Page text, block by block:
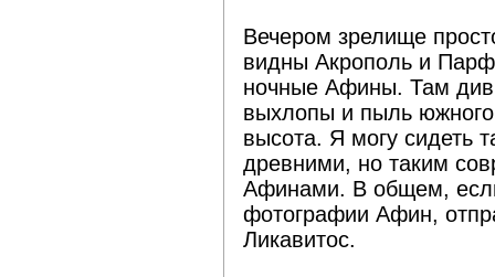
Вечером зрелище
видны Акрополь и
ночные Афины. Там
выхлопы и пыль
высота. Я могу сидеть
древними, но таким
Афинами. В общем,
фотографии Афин,
Ликавитос.